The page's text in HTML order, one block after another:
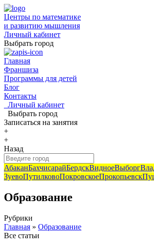
Центры по математике
и развитию мышления
Личный кабинет
Выбрать город
Главная
Франшиза
Программы для детей
Блог
Контакты
Личный кабинет
Выбрать город
Записаться на занятия
+
+
Назад
АбаканБахчисарайБердскВидноеВыборг
ЗуевоПутилковоПокровскоеПрокопьевск
Образование
Рубрики
Главная » Образование
Все статьи